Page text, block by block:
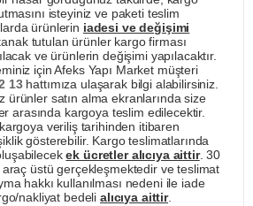
isteyiniz ve paketi teslim
ürünlerin iadesi ve değişimi
tutulan ürünler kargo firması
ve ürünlerin değişimi yapılacaktır.
için Afeks Yapı Market müşteri
13hattımıza ulaşarak bilgi alabilirsiniz.
ürünler satın alma ekranlarında size
arasında kargoya teslim edilecektir.
veriliş tarihinden itibaren
gösterebilir. Kargo teslimatlarında
ek ücretler alıcıya aittir. 30
üstü gerçekleşmektedir ve teslimat
hakkı kullanılması nedeni ile iade
nakliyat bedeli alıcıya aittir.